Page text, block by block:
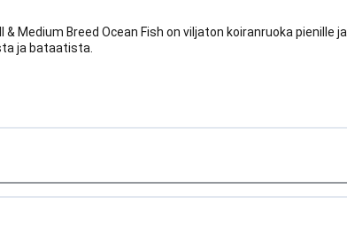
& Medium Breed Ocean Fish on viljaton koiranruoka pienille ja
ja bataatista.